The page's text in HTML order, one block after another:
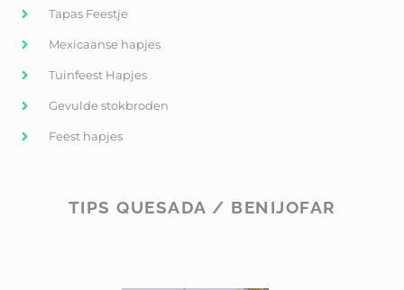
Tapas Feestje
Mexicaanse hapjes
Tuinfeest Hapjes
Gevulde stokbroden
Feest hapjes
TIPS QUESADA / BENIJOFAR